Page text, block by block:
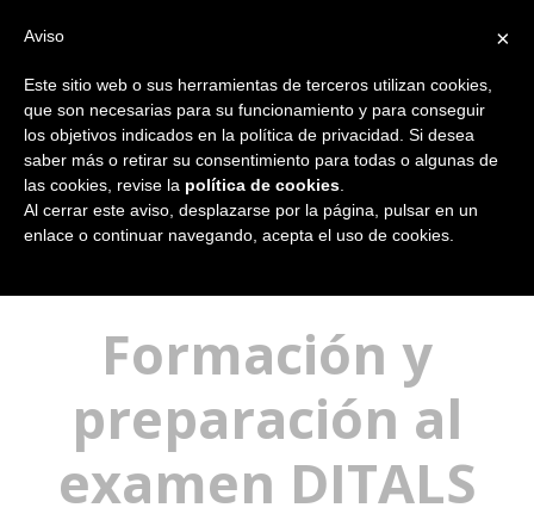
Formación y
preparación al
examen DITALS
×
Aviso
Este sitio web o sus herramientas de terceros utilizan cookies,
que son necesarias para su funcionamiento y para conseguir
los objetivos indicados en la política de privacidad. Si desea
saber más o retirar su consentimiento para todas o algunas de
las cookies, revise la política de cookies
Al cerrar este aviso, desplazarse por la página, pulsar en un
enlace o continuar navegando, acepta el uso de cookies.